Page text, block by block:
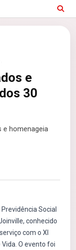
e
30
e homenageia
Social
conhecido
com o XI
O evento foi